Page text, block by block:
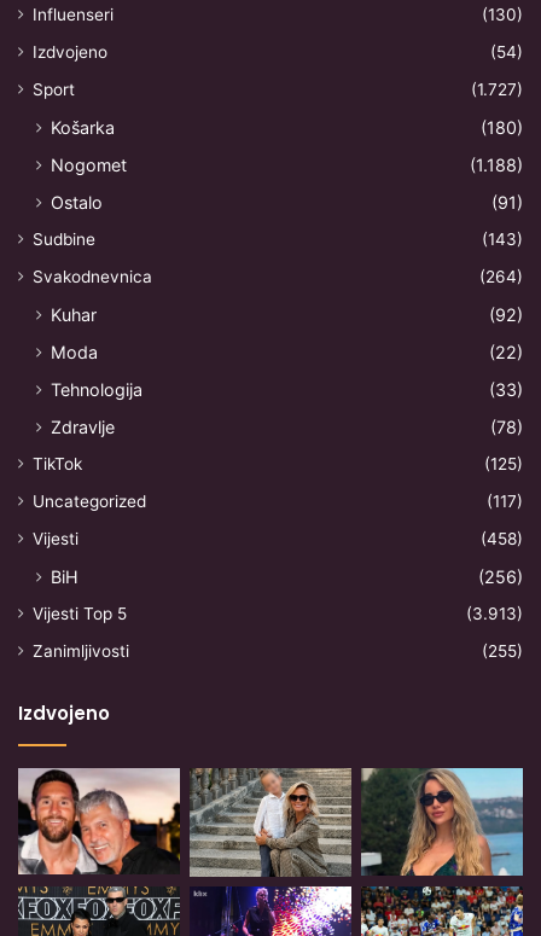
Influenseri
(130)
Izdvojeno
(54)
Sport
(1.727)
Košarka
(180)
Nogomet
(1.188)
Ostalo
(91)
Sudbine
(143)
Svakodnevnica
(264)
Kuhar
(92)
Moda
(22)
Tehnologija
(33)
Zdravlje
(78)
TikTok
(125)
Uncategorized
(117)
Vijesti
(458)
BiH (256)
Vijesti Top 5
(3.913)
Zanimljivosti
(255)
Izdvojeno